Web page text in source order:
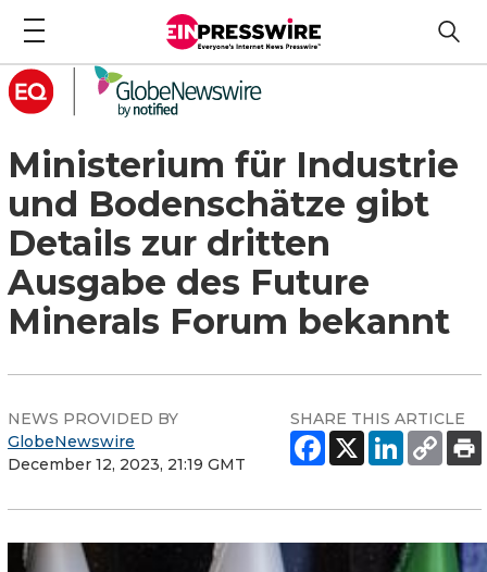
Ministerium für Industrie
und Bodenschätze gibt
Details zur dritten
Ausgabe des Future
Minerals Forum bekannt
NEWS PROVIDED BY
GlobeNewswire
December 12, 2023, 21:19 GMT
SHARE THIS ARTICLE